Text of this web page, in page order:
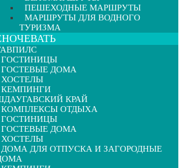
ПЕШЕХОДНЫЕ МАРШРУТЫ
МАРШРУТЫ ДЛЯ ВОДНОГО
ТУРИЗМА
ГОСТИНИЦЫ
ГОСТЕВЫЕ ДОМА
ХОСТЕЛЫ
КЕМПИНГИ
КРАЙ
КОМПЛЕКСЫ ОТДЫХА
ГОСТИНИЦЫ
ГОСТЕВЫЕ ДОМА
ХОСТЕЛЫ
ДОМА ДЛЯ ОТПУСКА И ЗАГОРОДНЫЕ